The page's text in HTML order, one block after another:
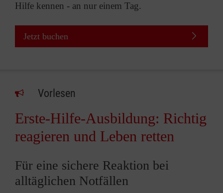
Hilfe kennen - an nur einem Tag.
Jetzt buchen
Vorlesen
Erste-Hilfe-Ausbildung: Richtig
reagieren und Leben retten
Für eine sichere Reaktion bei
alltäglichen Notfällen